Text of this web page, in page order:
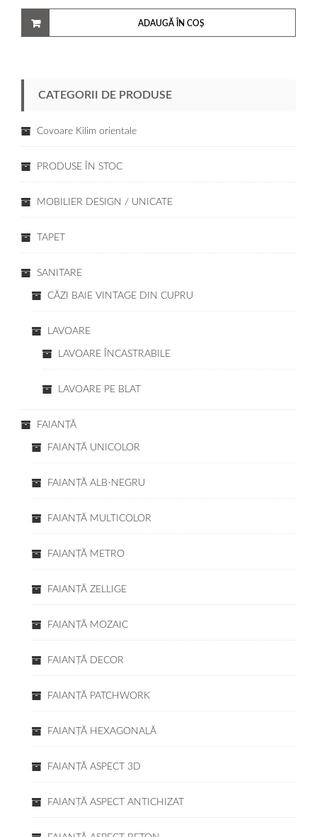
ADAUGĂ ÎN COȘ
CATEGORII DE PRODUSE
Covoare Kilim orientale
PRODUSE ÎN STOC
MOBILIER DESIGN / UNICATE
TAPET
SANITARE
CĂZI BAIE VINTAGE DIN CUPRU
LAVOARE
LAVOARE ÎNCASTRABILE
LAVOARE PE BLAT
FAIANŢĂ
FAIANŢĂ UNICOLOR
FAIANŢĂ ALB-NEGRU
FAIANŢĂ MULTICOLOR
FAIANŢĂ METRO
FAIANŢĂ ZELLIGE
FAIANŢĂ MOZAIC
FAIANŢĂ DECOR
FAIANŢĂ PATCHWORK
FAIANŢĂ HEXAGONALĂ
FAIANŢĂ ASPECT 3D
FAIANŢĂ ASPECT ANTICHIZAT